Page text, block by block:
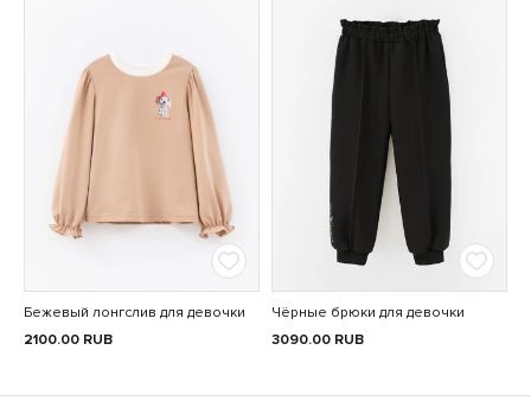
Бежевый лонгслив для девочки
2100.00 RUB
Чёрные брюки для девочки
3090.00 RUB